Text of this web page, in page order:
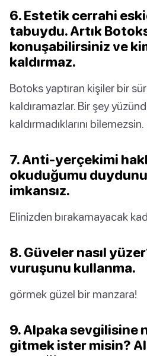
6. Estetik cerrahi
tabuydu. Artık
konuşabilirsiniz ve
kaldırmaz.
Botoks yaptıran kişiler bir
kaldıramazlar. Bir şey
kaldırmadıklarını bilemezsin.
7. Anti-yerçekimi
okuduğumu
imkansız.
Elinizden bırakamayacak
8. Güveler nasıl
vuruşunu kullanma.
görmek güzel bir manzara!
9. Alpaka sevgilisine
gitmek ister misin?